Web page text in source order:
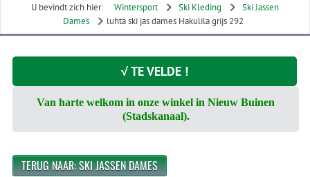
U bevindt zich hier: Wintersport Ski Kleding
Ski Jassen
Dames
luhta ski jas dames Hakulila grijs 292
√ TE VELDE !
Van harte welkom in onze winkel in Nieuw Buinen
(Stadskanaal).
TERUG NAAR: SKI JASSEN DAMES